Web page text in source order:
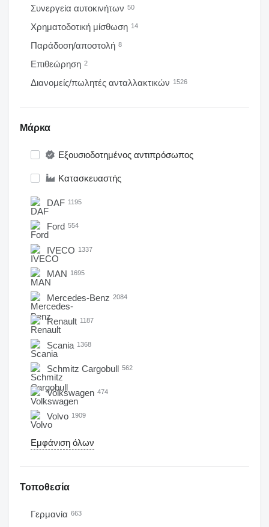
Συνεργεία αυτοκινήτων 50
Χρηματοδοτική μίσθωση 14
Παράδοση/αποστολή 8
Επιθεώρηση 2
Διανομείς/πωλητές ανταλλακτικών 1526
Μάρκα
Εξουσιοδοτημένος αντιπρόσωπος
Κατασκευαστής
DAF 1195
Ford 554
IVECO 1337
MAN 1695
Mercedes-Benz 2084
Renault 1187
Scania 1368
Schmitz Cargobull 562
Volkswagen 474
Volvo 1909
Εμφάνιση όλων
Τοποθεσία
Γερμανία 663